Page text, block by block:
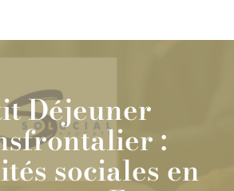
Déjeuner
:
sociales en